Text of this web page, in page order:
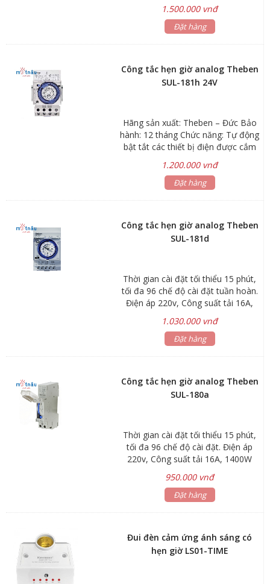
1.500.000 vnđ
Đặt hàng
Công tắc hẹn giờ analog Theben
SUL-181h 24V
Hãng sản xuất: Theben – Đức Bảo
hành: 12 tháng Chức năng: Tự động
bật tắt các thiết bị điện được cắm
Ứng dụng: Hẹn giờ tắt mở bình
nước nóng vào buổi sáng và buổi
giờ; Hẹn giờ bật tắt đèn quảng cáo,
đèn sân vườn, đèn cổng...; Hẹn giờ
bơm nước tưới cây, bơm nước bể
module 3 tép Thời gian cài đặt tối
thiểu 30 phút, tối đa 48 chế độ cài
đặt tuần hoàn Điện áp 24V - DC
1.200.000 vnđ
Đặt hàng
Công tắc hẹn giờ analog Theben
SUL-181d
Thời gian cài đặt tối thiểu 15 phút,
tối đa 96 chế độ cài đặt tuần hoàn.
Điện áp 220v, Công suất tải 16A,
1.030.000 vnđ
Đặt hàng
Công tắc hẹn giờ analog Theben
SUL-180a
Thời gian cài đặt tối thiểu 15 phút,
tối đa 96 chế độ cài đặt. Điện áp
220v, Công suất tải 16A, 1400W
950.000 vnđ
Đặt hàng
Đui đèn cảm ứng ánh sáng có
hẹn giờ LS01-TIME